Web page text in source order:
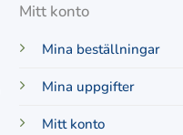
Mitt konto
Mina beställningar
Mina uppgifter
Mitt konto